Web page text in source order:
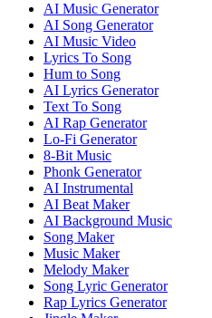
AI Music Generator
AI Song Generator
AI Music Video
Lyrics To Song
Hum to Song
AI Lyrics Generator
Text To Song
AI Rap Generator
Lo-Fi Generator
8-Bit Music
Phonk Generator
AI Instrumental
AI Beat Maker
AI Background Music
Song Maker
Music Maker
Melody Maker
Song Lyric Generator
Rap Lyrics Generator